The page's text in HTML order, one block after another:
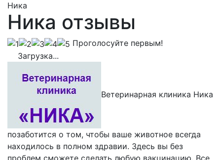
Ника
Ника отзывы
Проголосуйте первым!
Загрузка...
Ветеринарная клиника Ника
позаботится о том, чтобы ваше животное всегда
находилось в полном здравии. Здесь вы без
проблем сможете сделать любую вакцинацию. Все